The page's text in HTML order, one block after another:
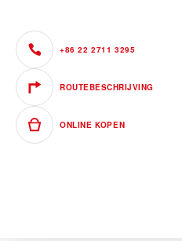
+86 22 2711 3295
ROUTEBESCHRIJVING
ONLINE KOPEN